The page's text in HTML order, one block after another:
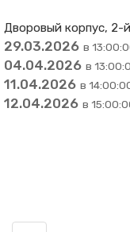
Дворовый корпус, 2-
29.03.2026 в
04.04.2026 в
11.04.2026 в
12.04.2026 в